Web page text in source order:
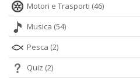
Motori e Trasporti (46)
Musica (54)
Pesca (2)
Quiz (2)